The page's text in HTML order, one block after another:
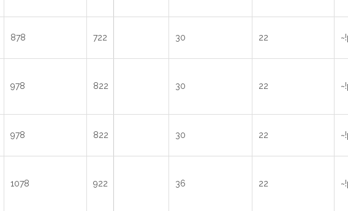
878 722 30 22
978 822 30 22
978 822 30 22
1078 922 36 22